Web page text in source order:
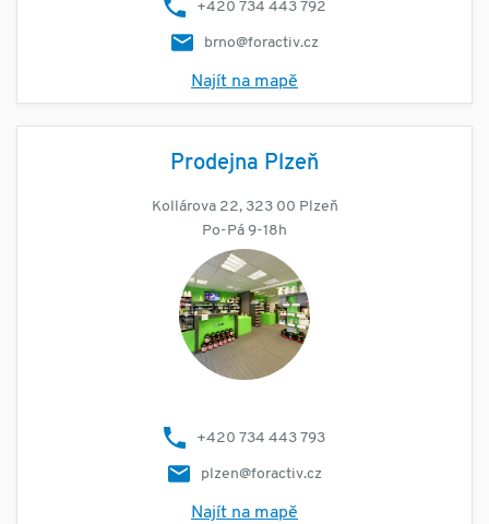
+420 734 443 792
brno@foractiv.cz
Najít na mapě
Prodejna Plzeň
Kollárova 22, 323 00 Plzeň
Po-Pá 9-18h
+420 734 443 793
plzen@foractiv.cz
Najít na mapě